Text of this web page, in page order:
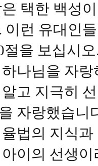
택한 백성
이런 유대인
절을 보십시
나님을 자
고 지극히
자랑했습니
법의 지식
이의 선생